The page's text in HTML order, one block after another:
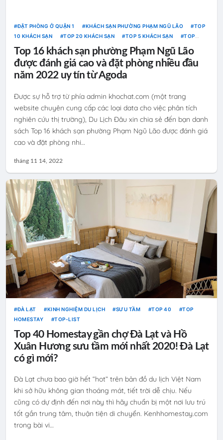
ĐẶT PHÒNG Ở QUẬN 1 KHÁCH SẠN PHƯỜNG PHẠM NGŨ LÃO
TOP
10 KHÁCH SẠN
TOP 20 KHÁCH SẠN TOP 5 KHÁCH SẠN
TOP
HOMESTAY
TOP KHÁCH SẠN TOP RESORT
Top 16 khách sạn phường Phạm Ngũ Lão
được đánh giá cao và đặt phòng nhiều đầu
năm 2022 uy tín từ Agoda
Được sự hỗ trợ từ phía admin khochat.com (một trang
website chuyên cung cấp các loại data cho việc phân tích
nghiên cứu thị trường), Du Lịch Đâu xin chia sẻ đến bạn danh
sách Top 16 khách sạn phường Phạm Ngũ Lão được đánh giá
cao và đặt phòng nhi…
tháng 11 14, 2022
ĐÀ LẠT KINH NGHIỆM DU LỊCH SƯU TẦM TOP 40
TOP
HOMESTAY
TOP-LIST
Top 40 Homestay gần chợ Đà Lạt và Hồ
Xuân Hương sưu tầm mới nhất 2020! Đà Lạt
có gì mới?
Đà Lạt chưa bao giờ hết “hot” trên bản đồ du lịch Việt Nam
khi sở hữu không gian thoáng mát, tiết trời dễ chịu. Nếu
cũng có dự định đến nơi này thì hãy chuẩn bị một nơi lưu trú
tốt gần trung tâm, thuận tiện di chuyển. Kenhhomestay.com
trong bài vi…